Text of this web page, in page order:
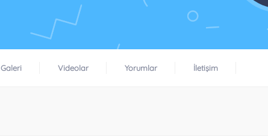
Galeri Videolar Yorumlar İletişim